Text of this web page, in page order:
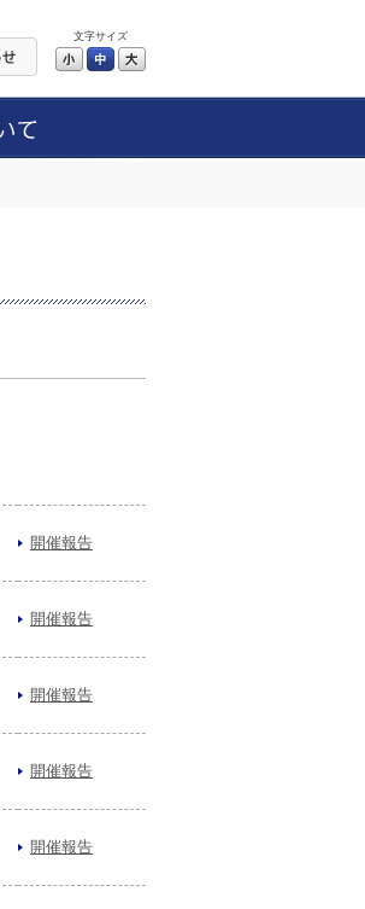
文字サイズ
小 中
開催報告
開催報告
開催報告
開催報告
開催報告